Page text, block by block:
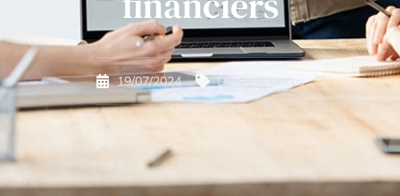
19/07/2024 Divers finances